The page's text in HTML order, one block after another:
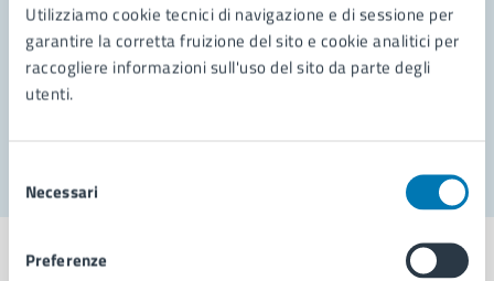
Utilizziamo cookie tecnici di navigazione e di sessione per
garantire la corretta fruizione del sito e cookie analitici per
raccogliere informazioni sull'uso del sito da parte degli
utenti.
delNecessari
Preferenze
Prenota appuntamento
Problemi in città